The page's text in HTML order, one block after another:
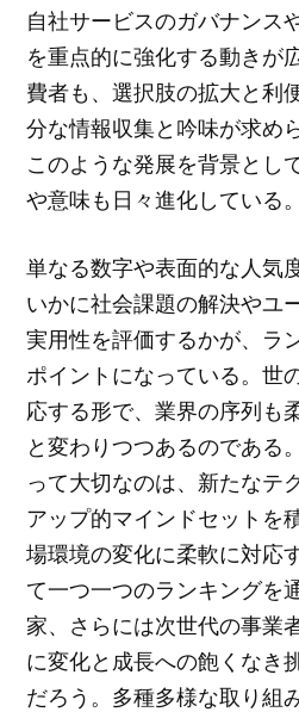
自社サービスのガバナンス
を重点的に強化する動きが
費者も、選択肢の拡大と利
分な情報収集と吟味が求め
このような発展を背景とし
や意味も日々進化している。
単なる数字や表面的な人気
いかに社会課題の解決やユ
実用性を評価するかが、ラ
ポイントになっている。世
応する形で、業界の序列も
と変わりつつあるのである
って大切なのは、新たなテ
アップ的マインドセットを
場環境の変化に柔軟に対応
て一つ一つのランキングを
家、さらには次世代の事業
に変化と成長への飽くなき
だろう。多種多様な取り組